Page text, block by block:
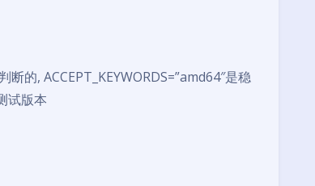
的, ACCEPT_KEYWORDS=”amd64″是稳
试版本